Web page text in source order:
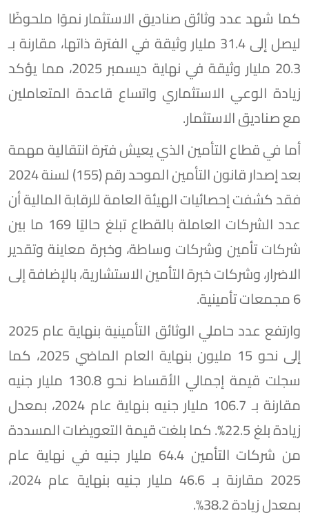
كما شهد عدد وثائق صناديق الاستثمار نموًا ملحوظًا
ليصل إلى 31.4 مليار وثيقة في الفترة ذاتها، مقارنة بـ
20.3 مليار وثيقة في نهاية ديسمبر 2025، مما يؤكد
زيادة الوعي الاستثماري واتساع قاعدة المتعاملين
مع صناديق الاستثمار.
أما في قطاع التأمين الذي يعيش فترة انتقالية مهمة
بعد إصدار قانون التأمين الموحد رقم (155) لسنة 2024
فقد كشفت إحصائيات الهيئة العامة للرقابة المالية أن
عدد الشركات العاملة بالقطاع تبلغ حاليًا 169 ما بين
شركات تأمين وشركات وساطة، وخبرة معاينة وتقدير
الاضرار، وشركات خبرة التأمين الاستشارية، بالإضافة إلى
6 مجمعات تأمينية.
وارتفع عدد حاملي الوثائق التأمينية بنهاية عام 2025
إلى نحو 15 مليون بنهاية العام الماضي 2025، كما
سجلت قيمة إجمالي الأقساط نحو 130.8 مليار جنيه
مقارنة بـ 106.7 مليار جنيه بنهاية عام 2024، بمعدل
زيادة بلغ 22.5%. كما بلغت قيمة التعويضات المسددة
من شركات التأمين 64.4 مليار جنيه في نهاية عام
2025 مقارنة بـ 46.6 مليار جنيه بنهاية عام 2024،
بمعدل زيادة 38.2%.